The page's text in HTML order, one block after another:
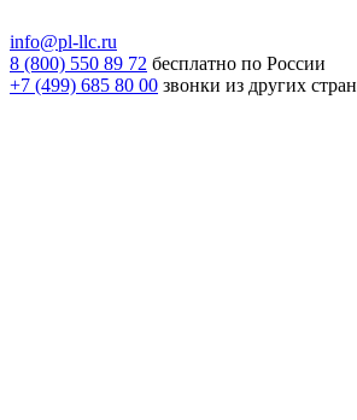
info@pl-llc.ru
8 (800) 550 89 72 бесплатно по России
+7 (499) 685 80 00 звонки из других стран